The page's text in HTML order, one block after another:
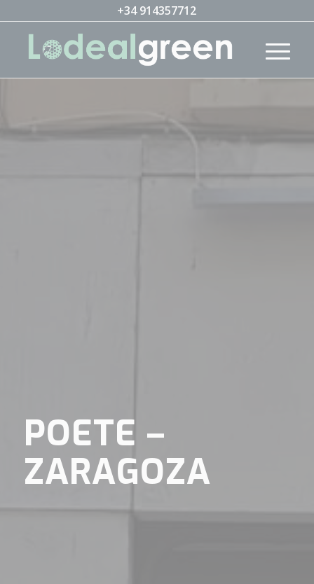
+34 914357712
POETE –
ZARAGOZA